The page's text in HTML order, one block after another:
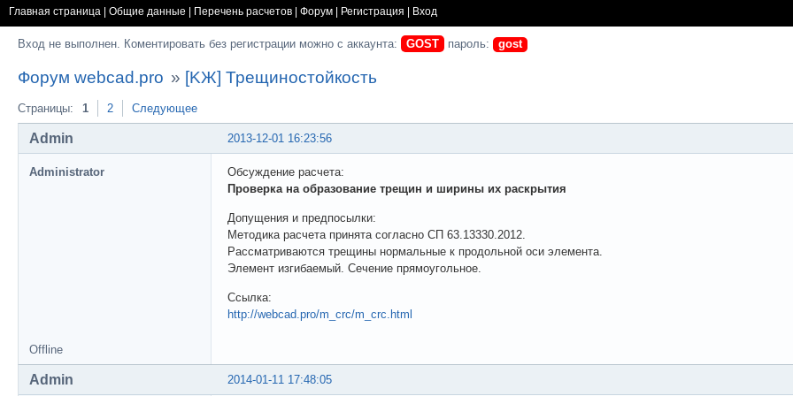
Главная страница Общие данные Перечень расчетов Форум Регистрация Вход
Вход не выполнен. Коментировать без регистрации можно с аккаунта: GOST пароль: gost
Форум webcad.pro » [KЖ] Трещиностойкость
Страницы: 1 2 Следующее
2013-12-01 16:23:56
Admin
Administrator
Обсуждение расчета:
Проверка на образование трещин и ширины их раскрытия
Допущения и предпосылки:
Методика расчета принята согласно СП 63.13330.2012.
Рассматриваются трещины нормальные к продольной оси элемента.
Элемент изгибаемый. Сечение прямоугольное.
Ссылка:
http://webcad.pro/m_crc/m_crc.html
Offline
2014-01-11 17:48:05
Admin